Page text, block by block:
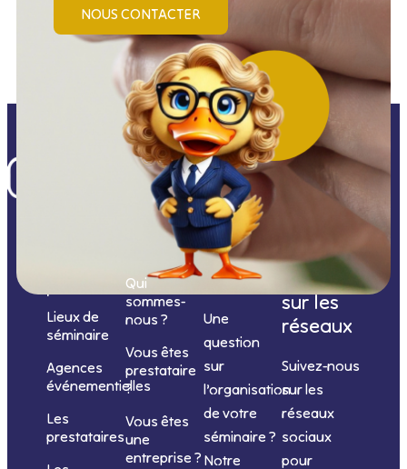
NOUS CONTACTER
prestations
Lieux de
séminaire
Agences
événementielles
Les
prestataires
Informations
Qui
sommes-
nous ?
Vous êtes
prestataire
?
Vous êtes
une
entreprise ?
Nous
contacter
Une
question
sur
l’organisation
de votre
séminaire ?
Notre
Nous
suivre
sur les
réseaux
Suivez-nous
sur les
réseaux
sociaux
pour